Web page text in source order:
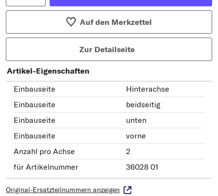
Auf den Merkzettel
Zur Detailseite
Artikel-Eigenschaften
Einbauseite
Hinterachse
Einbauseite
beidseitig
Einbauseite
unten
Einbauseite
vorne
Anzahl pro Achse
2
für Artikelnummer
36028 01
Original-Ersatzteilnummern anzeigen